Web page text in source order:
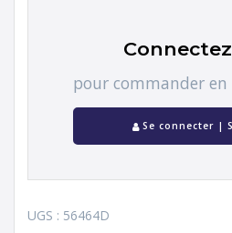
pour commander en
Se connecter |
UGS : 56464D